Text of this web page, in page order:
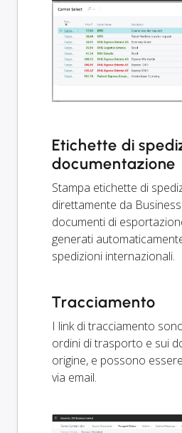
Etichette di
documentazione
Stampa etichette di
direttamente da
documenti di
generati
spedizioni internazionali.
Tracciamento
I link di tracciamento
ordini di trasporto e sui
origine, e possono
via email.